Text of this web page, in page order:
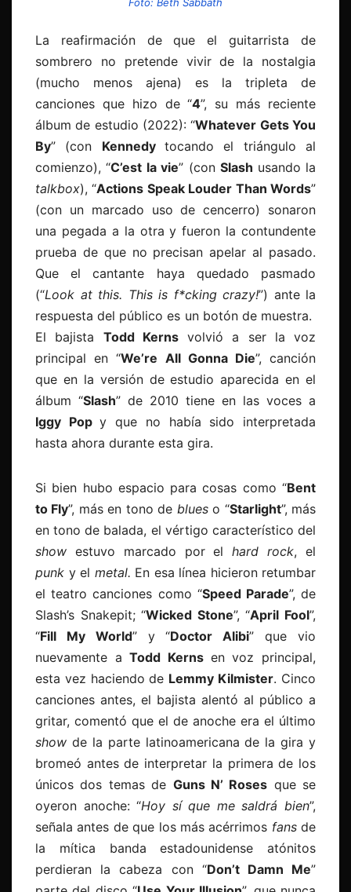
La reafirmación de que el guitarrista de
sombrero no pretende vivir de la nostalgia
(mucho menos ajena) es la tripleta de
canciones que hizo de “4”, su más reciente
álbum de estudio (2022): “Whatever Gets You
By” (con Kennedytocando el triángulo al
comienzo), “C’est la vie” (conSlash usando la
talkbox), “Actions Speak Louder Than Words”
(con un marcado uso de cencerro) sonaron
una pegada a la otra y fueron la contundente
prueba de que no precisan apelar al pasado.
Que el cantante haya quedado pasmado
(“Look at this. This is f*cking crazy!”) ante la
respuesta del público es un botón de muestra.
El bajista Todd Kernsvolvió a ser la voz
principal en “We’re All Gonna Die”, canción
que en la versión de estudio aparecida en el
álbum “Slash” de 2010 tiene en las voces a
Iggy Popy que no había sido interpretada
hasta ahora durante esta gira.
Si bien hubo espacio para cosas como “Bent
to Fly”, más en tono de blueso “Starlight”, más
en tono de balada, el vértigo característico del
show estuvo marcado por elhard rock, el
punk y el metal. En esa línea hicieron retumbar
el teatro canciones como “Speed Parade”, de
Slash’s Snakepit; “Wicked Stone”, “April Fool”,
“Fill My World” y “Doctor Alibi” que vio
nuevamente aTodd Kerns en voz principal,
esta vez haciendo de Lemmy Kilmister. Cinco
canciones antes, el bajista alentó al público a
gritar, comentó que el de anoche era el último
show de la parte latinoamericana de la gira y
bromeó antes de interpretar la primera de los
únicos dos temas de Guns N’ Roses que se
oyeron anoche: “Hoy sí que me saldrá bien”,
señala antes de que los más acérrimos fans de
la mítica banda estadounidense atónitos
perdieran la cabeza con “Don’t Damn Me”